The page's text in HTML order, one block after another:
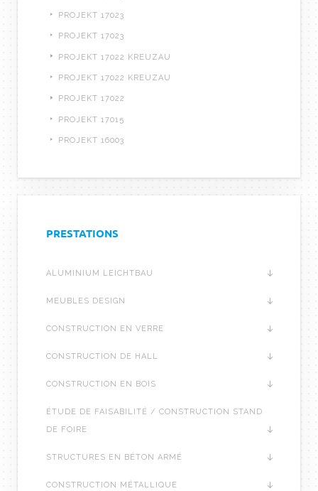
PROJEKT 17023
PROJEKT 17023
PROJEKT 17022 KREUZAU
PROJEKT 17022 KREUZAU
PROJEKT 17022
PROJEKT 17015
PROJEKT 16003
PRESTATIONS
ALUMINIUM LEICHTBAU
MEUBLES DESIGN
CONSTRUCTION EN VERRE
CONSTRUCTION DE HALL
CONSTRUCTION EN BOIS
ÉTUDE DE FAISABILITÉ / CONSTRUCTION STAND
DE FOIRE
STRUCTURES EN BÉTON ARMÉ
CONSTRUCTION MÉTALLIQUE